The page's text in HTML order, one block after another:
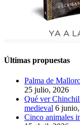
Últimas propuestas
Palma de
25 julio, 2026
Qué ver
medieval 6
Cinco animales